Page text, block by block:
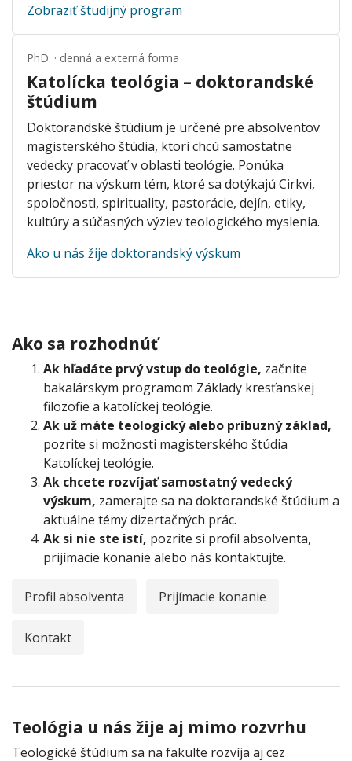
Zobraziť študijný program
PhD. · denná a externá forma
Katolícka teológia – doktorandské
štúdium
Doktorandské štúdium je určené pre absolventov
magisterského štúdia, ktorí chcú samostatne
vedecky pracovať v oblasti teológie. Ponúka
priestor na výskum tém, ktoré sa dotýkajú Cirkvi,
spoločnosti, spirituality, pastorácie, dejín, etiky,
kultúry a súčasných výziev teologického myslenia.
Ako u nás žije doktorandský výskum
Ako sa rozhodnúť
Ak hľadáte prvý vstup do teológie, začnite
bakalárskym programom Základy kresťanskej
filozofie a katolíckej teológie.
Ak už máte teologický alebo príbuzný základ,
pozrite si možnosti magisterského štúdia
Katolíckej teológie.
Ak chcete rozvíjať samostatný vedecký
výskum, zamerajte sa na doktorandské štúdium a
aktuálne témy dizertačných prác.
Ak si nie ste istí, pozrite si profil absolventa,
prijímacie konanie alebo nás kontaktujte.
Profil absolventa Prijímacie konanie
Kontakt
Teológia u nás žije aj mimo rozvrhu
Teologické štúdium sa na fakulte rozvíja aj cez